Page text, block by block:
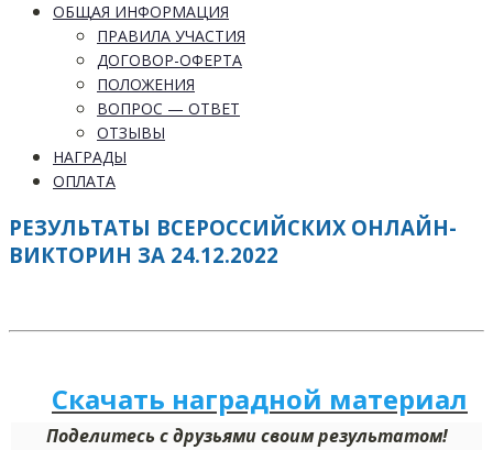
ОБЩАЯ ИНФОРМАЦИЯ
ПРАВИЛА УЧАСТИЯ
ДОГОВОР-ОФЕРТА
ПОЛОЖЕНИЯ
ВОПРОС — ОТВЕТ
ОТЗЫВЫ
НАГРАДЫ
ОПЛАТА
РЕЗУЛЬТАТЫ ВСЕРОССИЙСКИХ ОНЛАЙН-
ВИКТОРИН ЗА 24.12.2022
Скачать наградной материал
Поделитесь с друзьями своим результатом!